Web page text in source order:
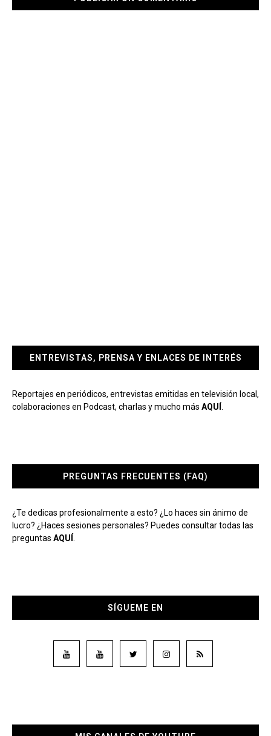
ENTREVISTAS, PRENSA Y ENLACES DE INTERÉS
Reportajes en periódicos, entrevistas emitidas en televisión local,
colaboraciones en Podcast, charlas y mucho más AQUÍ
PREGUNTAS FRECUENTES (FAQ)
¿Te dedicas profesionalmente a esto? ¿Lo haces sin ánimo de
lucro? ¿Haces sesiones personales? Puedes consultar todas las
preguntas AQUÍ
SÍGUEME EN